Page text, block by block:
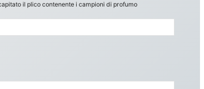
il plico contenente i campioni di profumo